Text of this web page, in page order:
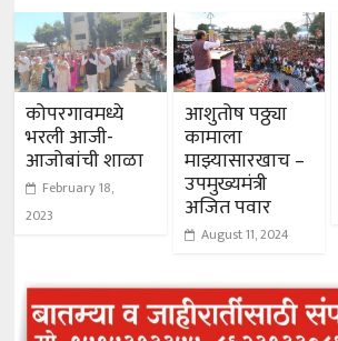
कोपरगावमध्ये
भरली आजी-
आजोबांची शाळा
February 18,
2023
आशुतोष पठ्ठ्या
कामाला
माझ्यासारखाच –
उपमुख्यमंत्री
अजित पवार
August 11, 2024